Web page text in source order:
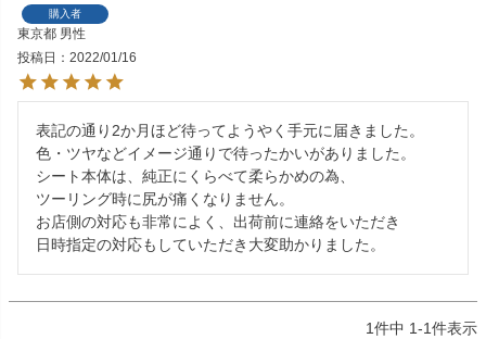
購入者
東京都 男性
投稿日
2022/01/16
表記の通り2か月ほど待ってようやく手元に届きました。
色・ツヤなどイメージ通りで待ったかいがありました。
シート本体は、純正にくらべて柔らかめの為、
ツーリング時に尻が痛くなりません。
お店側の対応も非常によく、出荷前に連絡をいただき
日時指定の対応もしていただき大変助かりました。
1件中 1-1件表示